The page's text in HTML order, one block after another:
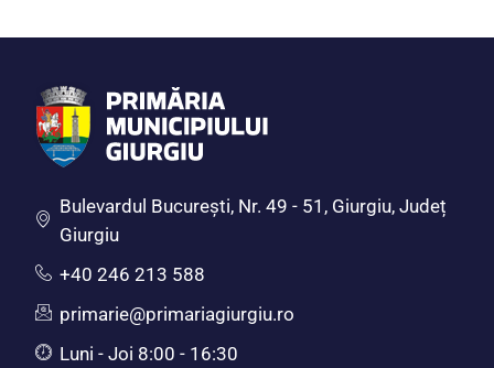
Bulevardul Bucureşti, Nr. 49 - 51, Giurgiu, Județ
Giurgiu
+40 246 213 588
primarie@primariagiurgiu.ro
Luni - Joi 8:00 - 16:30